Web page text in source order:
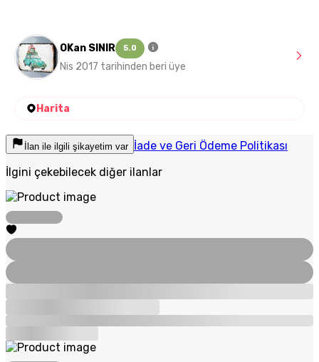
OKan SINIR 5.0
Nis 2017 tarihinden beri üye
Harita
İlan ile ilgili şikayetim var İade ve Geri Ödeme Politikası
İlgini çekebilecek diğer ilanlar